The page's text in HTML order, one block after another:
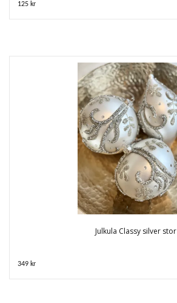
125 kr
Julkula Classy silver stor
349 kr